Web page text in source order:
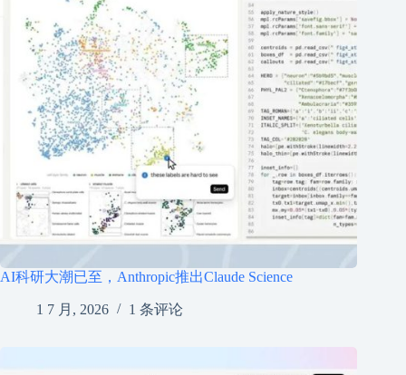
AI科研大潮已至，Anthropic推出Claude Science
1 7 月, 2026 1 条评论